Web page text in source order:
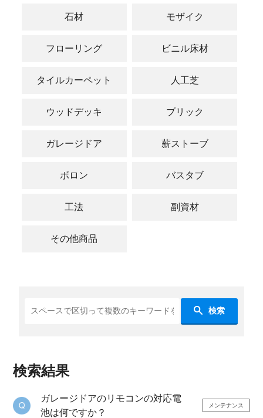
石材 モザイク
フローリング ビニル床材
タイルカーペット 人工芝
ウッドデッキ ブリック
ガレージドア 薪ストーブ
ボロン バスタブ
工法 副資材
その他商品
検索
検索結果
ガレージドアのリモコンの対応電
池は何ですか？
メンテナンス